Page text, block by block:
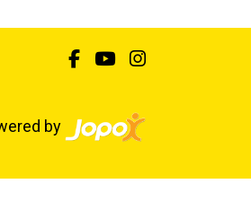
by